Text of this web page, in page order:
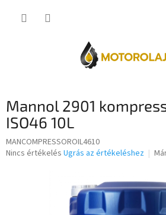
Mannol 2901
ISO46 10L
MANCOMPRESSOROIL4610
A
Nincs értékelés Ugrás az értékeléshez